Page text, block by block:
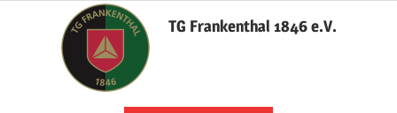
TG Frankenthal 1846 e.V.